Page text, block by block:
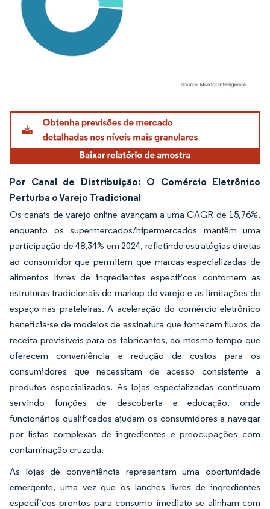
Imagem © Mordor Intelligence. O reuso requer atribuição conforme CC BY 4.0.
Por Canal de Distribuição: O Comércio Eletrônico
Perturba o Varejo Tradicional
Os canais de varejo online avançam a uma CAGR de 15,76%,
enquanto os supermercados/hipermercados mantêm uma
participação de 48,34% em 2024, refletindo estratégias diretas
ao consumidor que permitem que marcas especializadas de
alimentos livres de ingredientes específicos contornem as
estruturas tradicionais de markup do varejo e as limitações de
espaço nas prateleiras. A aceleração do comércio eletrônico
beneficia-se de modelos de assinatura que fornecem fluxos de
receita previsíveis para os fabricantes, ao mesmo tempo que
oferecem conveniência e redução de custos para os
consumidores que necessitam de acesso consistente a
produtos especializados. As lojas especializadas continuam
servindo funções de descoberta e educação, onde
funcionários qualificados ajudam os consumidores a navegar
por listas complexas de ingredientes e preocupações com
contaminação cruzada.
As lojas de conveniência representam uma oportunidade
emergente, uma vez que os lanches livres de ingredientes
específicos prontos para consumo imediato se alinham com